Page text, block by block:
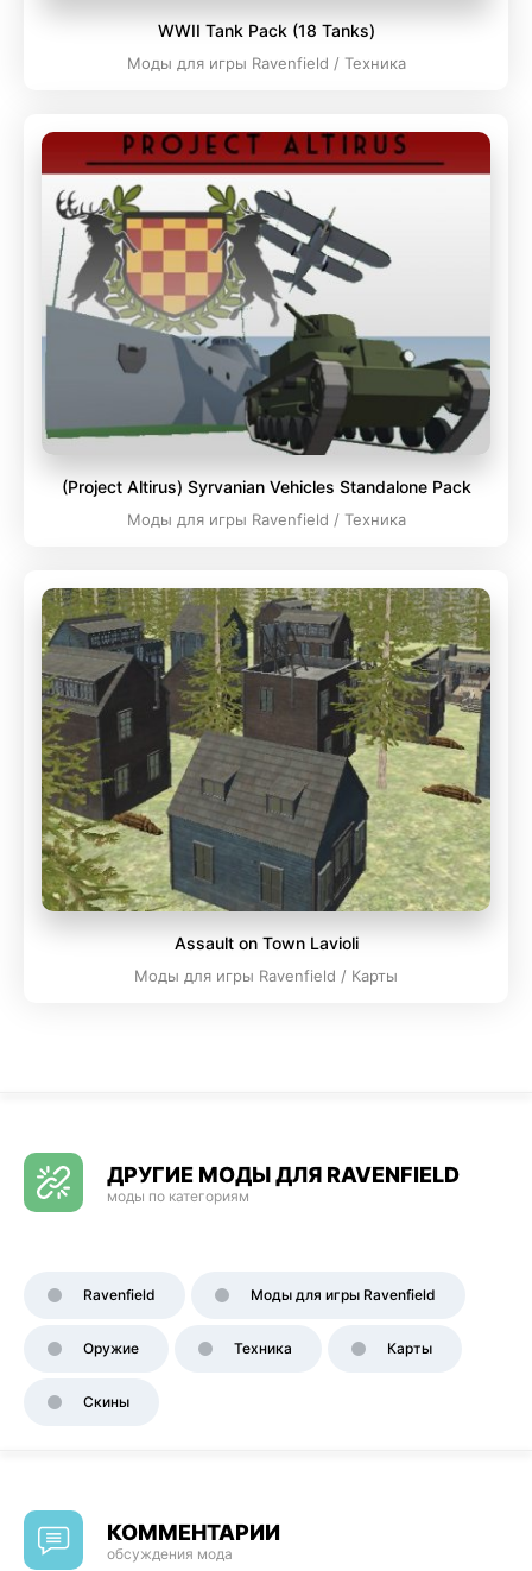
WWII Tank Pack (18 Tanks)
Моды для игры Ravenfield / Техника
(Project Altirus) Syrvanian Vehicles Standalone Pack
Моды для игры Ravenfield / Техника
Assault on Town Lavioli
Моды для игры Ravenfield / Карты
ДРУГИЕ МОДЫ ДЛЯ RAVENFIELD
моды по категориям
Ravenfield Моды для игры Ravenfield
Оружие Техника Карты
Скины
КОММЕНТАРИИ
обсуждения мода